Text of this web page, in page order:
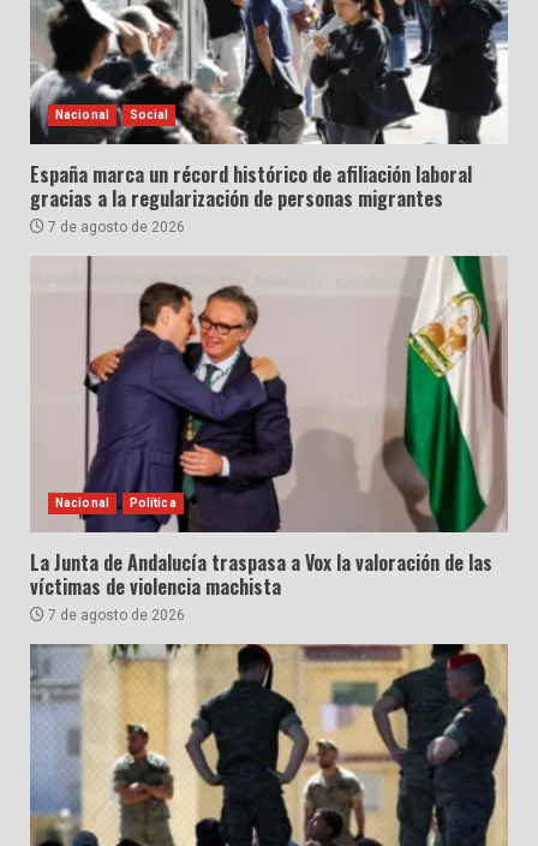
Nacional Social
España marca un récord histórico de afiliación laboral
gracias a la regularización de personas migrantes
7 de agosto de 2026
Nacional Política
La Junta de Andalucía traspasa a Vox la valoración de las
víctimas de violencia machista
7 de agosto de 2026